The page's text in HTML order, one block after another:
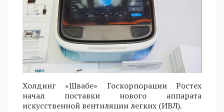
Холдинг «Швабе» Госкорпорации Ростех
начал поставки нового аппарата
искусственной вентиляции легких (ИВЛ).